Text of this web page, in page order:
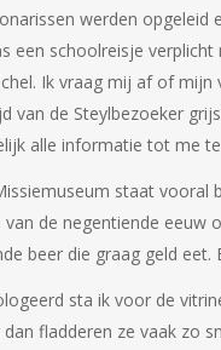
werden opgeleid
een schoolreisje
Ik vraag mij af of
van de Steylbezoeker
alle informatie tot me
staat vooral
van de negentiende eeuw
beer die graag geld
sta ik voor de
fladderen ze vaak zo